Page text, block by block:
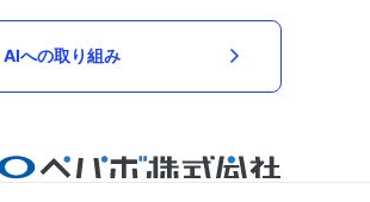
AIへの取り組み